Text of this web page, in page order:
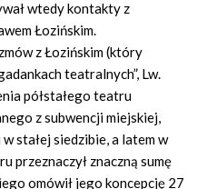
wtedy kontakty z
Łozińskim.
z Łozińskim (który
teatralnych”, Lw.
półstałego teatru
z subwencji miejskiej,
stałej siedzibie, a latem w
przeznaczył znaczną sumę
omówił jego koncepcję 27